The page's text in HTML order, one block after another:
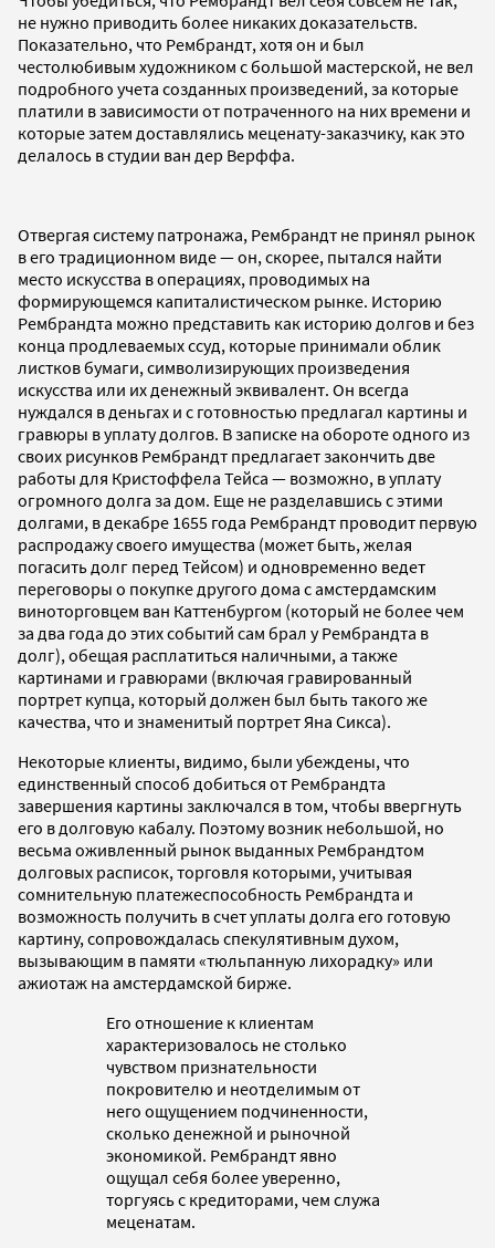
не нужно приводить более никаких доказательств.
Показательно, что Рембрандт, хотя он и был
честолюбивым художником с большой мастерской, не вел
подробного учета созданных произведений, за которые
платили в зависимости от потраченного на них времени и
которые затем доставлялись меценату-заказчику, как это
делалось в студии ван дер Верффа.
Отвергая систему патронажа, Рембрандт не принял рынок
в его традиционном виде — он, скорее, пытался найти
место искусства в операциях, проводимых на
формирующемся капиталистическом рынке. Историю
Рембрандта можно представить как историю долгов и без
конца продлеваемых ссуд, которые принимали облик
листков бумаги, символизирующих произведения
искусства или их денежный эквивалент. Он всегда
нуждался в деньгах и с готовностью предлагал картины и
гравюры в уплату долгов. В записке на обороте одного из
своих рисунков Рембрандт предлагает закончить две
работы для Кристоффела Тейса — возможно, в уплату
огромного долга за дом. Еще не разделавшись с этими
долгами, в декабре 1655 года Рембрандт проводит первую
распродажу своего имущества (может быть, желая
погасить долг перед Тейсом) и одновременно ведет
переговоры о покупке другого дома с амстердамским
виноторговцем ван Каттенбургом (который не более чем
за два года до этих событий сам брал у Рембрандта в
долг), обещая расплатиться наличными, а также
картинами и гравюрами (включая гравированный
портрет купца, который должен был быть такого же
качества, что и знаменитый портрет Яна Сикса).
Некоторые клиенты, видимо, были убеждены, что
единственный способ добиться от Рембрандта
завершения картины заключался в том, чтобы ввергнуть
его в долговую кабалу. Поэтому возник небольшой, но
весьма оживленный рынок выданных Рембрандтом
долговых расписок, торговля которыми, учитывая
сомнительную платежеспособность Рембрандта и
возможность получить в счет уплаты долга его готовую
картину, сопровождалась спекулятивным духом,
вызывающим в памяти «тюльпанную лихорадку» или
ажиотаж на амстердамской бирже.
Его отношение к клиентам
характеризовалось не столько
чувством признательности
покровителю и неотделимым от
него ощущением подчиненности,
сколько денежной и рыночной
экономикой. Рембрандт явно
ощущал себя более уверенно,
торгуясь с кредиторами, чем служа
меценатам.